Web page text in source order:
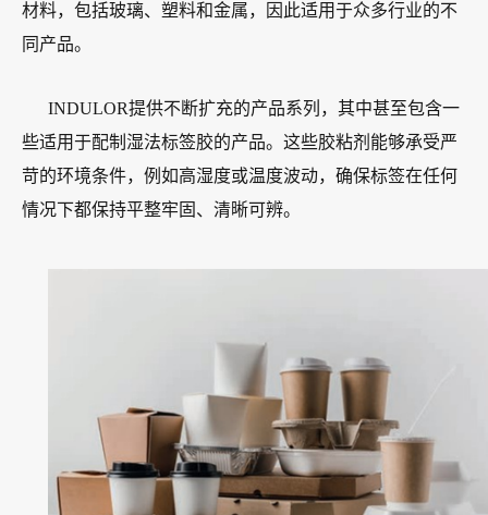
材料，包括玻璃、塑料和金属，因此适用于众多行业的不
同产品。
INDULOR提供不断扩充的产品系列，其中甚至包含一
些适用于配制湿法标签胶的产品。这些胶粘剂能够承受严
苛的环境条件，例如高湿度或温度波动，确保标签在任何
情况下都保持平整牢固、清晰可辨。